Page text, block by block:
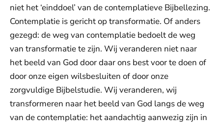
niet het ‘einddoel’ van de contemplatieve Bijbellezing.
Contemplatie is gericht op transformatie. Of anders
gezegd: de weg van contemplatie bedoelt de weg
van transformatie te zijn. Wij veranderen niet naar
het beeld van God door daar ons best voor te doen of
door onze eigen wilsbesluiten of door onze
zorgvuldige Bijbelstudie. Wij veranderen, wij
transformeren naar het beeld van God langs de weg
van de contemplatie: het aandachtig aanwezig zijn in